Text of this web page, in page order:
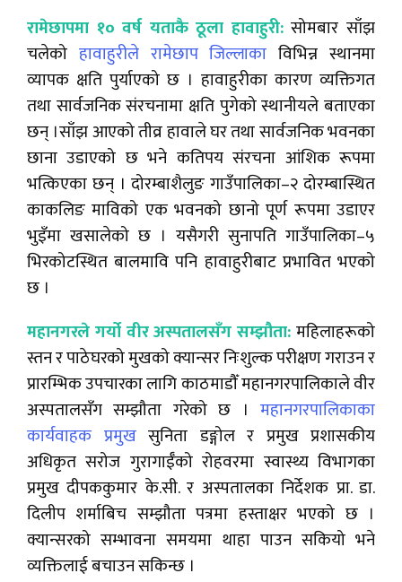
रामेछापमा १० वर्ष यताकै ठूला हावाहुरी:सोमबार साँझ
चलेको हावाहुरीले रामेछाप जिल्लाकाविभिन्न स्थानमा
व्यापक क्षति पुर्याएको छ । हावाहुरीका कारण व्यक्तिगत
तथा सार्वजनिक संरचनामा क्षति पुगेको स्थानीयले बताएका
छन् ।साँझ आएको तीव्र हावाले घर तथा सार्वजनिक भवनका
छाना उडाएको छ भने कतिपय संरचना आंशिक रूपमा
भत्किएका छन् । दोरम्बाशैलुङ गाउँपालिका–२ दोरम्बास्थित
काकलिङ माविको एक भवनको छानो पूर्ण रूपमा उडाएर
भुइँमा खसालेको छ । यसैगरी सुनापति गाउँपालिका–५
भिरकोटस्थित बालमावि पनि हावाहुरीबाट प्रभावित भएको
छ ।
महानगरले गर्यो वीर अस्पतालसँग सम्झौता:महिलाहरूको
स्तन र पाठेघरको मुखको क्यान्सर निःशुल्क परीक्षण गराउन र
प्रारम्भिक उपचारका लागि काठमाडौँ महानगरपालिकाले वीर
अस्पतालसँग सम्झौता गरेको छ । महानगरपालिकाका
कार्यवाहक प्रमुखसुनिता डङ्गोल र प्रमुख प्रशासकीय
अधिकृत सरोज गुरागाईँको रोहवरमा स्वास्थ्य विभागका
प्रमुख दीपककुमार के.सी. र अस्पतालका निर्देशक प्रा. डा.
दिलीप शर्माबिच सम्झौता पत्रमा हस्ताक्षर भएको छ ।
क्यान्सरको सम्भावना समयमा थाहा पाउन सकियो भने
व्यक्तिलाई बचाउन सकिन्छ ।